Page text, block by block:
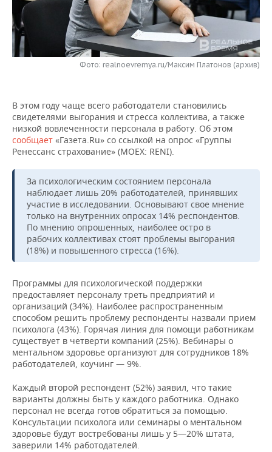
НЕФТЕХИМИЯ
НЕФТЬ
ОПК
РОЗНИЧНАЯ ТОРГОВЛЯ
ТРАНСПОРТ
НОВОСТИ ТЕХНОЛОГИЙ
IT
ТЕЛЕКОММУНИКАЦИИ
МЕРОПРИЯТИЯ
НОВОСТИ МЕРОПРИЯТИЙ
БИЗНЕС-БРАНЧИ
ONLINE-КОНФЕРЕНЦИИ
СПОРТ
ФУТБОЛ
ХОККЕЙ
ВОЛЕЙБОЛ
КИБЕРСПОРТ
ФИГУРНОЕ КАТАНИЕ
ХОККЕЙ С МЯЧОМ
НОВОСТИ ОБЩЕСТВА
ВЛАСТЬ
ИСТОРИЯ
КУЛЬТУРА
МЕДИЦИНА
ПРОИСШЕСТВИЯ
ФОТОГАЛЕРЕЯ
СЮЖЕТЫ
СПИСОК ПЕРСОН
СПИСОК КОМПАНИЙ
ПОЛНАЯ ВЕРСИЯ
Фото: realnoevremya.ru/Максим Платонов (архив)
В этом году чаще всего работодатели становились
свидетелями выгорания и стресса коллектива, а также
низкой вовлеченности персонала в работу. Об этом
сообщает «Газета.Ru» со ссылкой на опрос «Группы
Ренессанс страхование» (MOEX: RENI).
За психологическим состоянием персонала
наблюдает лишь 20% работодателей, принявших
участие в исследовании. Основывают свое мнение
только на внутренних опросах 14% респондентов.
По мнению опрошенных, наиболее остро в
рабочих коллективах стоят проблемы выгорания
(18%) и повышенного стресса (16%).
Программы для психологической поддержки
предоставляет персоналу треть предприятий и
организаций (34%). Наиболее распространенным
способом решить проблему респонденты назвали прием
психолога (43%). Горячая линия для помощи работникам
существует в четверти компаний (25%). Вебинары о
ментальном здоровье организуют для сотрудников 18%
работодателей, коучинг — 9%.
Каждый второй респондент (52%) заявил, что такие
варианты должны быть у каждого работника. Однако
персонал не всегда готов обратиться за помощью.
Консультации психолога или семинары о ментальном
здоровье будут востребованы лишь у 5—20% штата,
заверили 14% работодателей.